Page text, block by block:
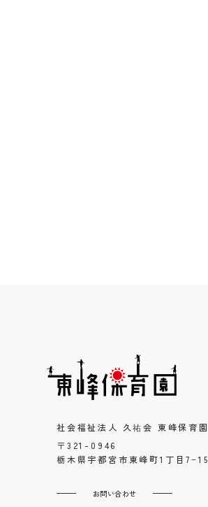
社会福祉法人 久祐会 東峰保育園
〒321-0946
栃木県宇都宮市東峰町1丁目7−15
お問い合わせ